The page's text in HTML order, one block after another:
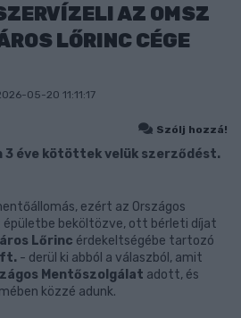
AZ OMSZ
LŐRINC CÉGE
05-20 11:11:17
Szólj hozzá!
3 éve kötöttek velük szerződést.
ezért az Országos
beköltözve, ott bérleti díjat
Lőrinc érdekeltségébe tartozó
- derül ki abból a válaszból, amit
Mentőszolgálat adott, és
közzé adunk.